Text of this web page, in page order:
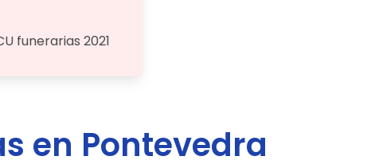
funerarias 2021
en Pontevedra